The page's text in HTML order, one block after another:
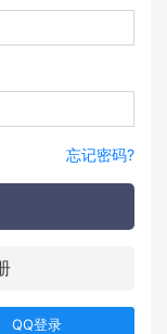
忘记密码?
QQ登录